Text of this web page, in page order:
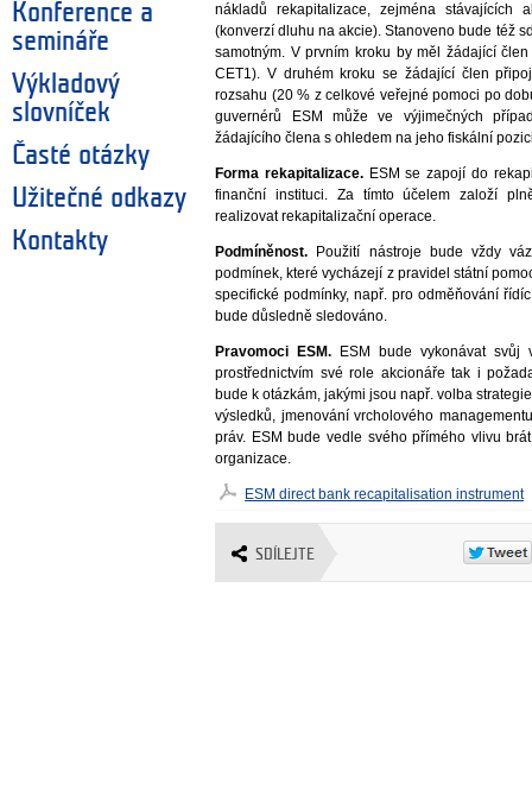
Konference a
semináře
Výkladový
slovníček
Časté otázky
Užitečné odkazy
Kontakty
nákladů rekapitalizace, zejména stávajících
(konverzí dluhu na akcie). Stanoveno bude též
samotným. V prvním kroku by měl žádající
CET1). V druhém kroku se žádající člen
rozsahu (20 % z celkové veřejné pomoci po
guvernérů ESM může ve výjimečných
žádajícího člena s ohledem na jeho fiskální
Forma rekapitalizace. ESM se zapojí do
finanční instituci. Za tímto účelem založí
realizovat rekapitalizační operace.
Podmíněnost.
Použití nástroje bude vždy
podmínek, které vycházejí z pravidel státní
specifické podmínky, např. pro odměňování
bude důsledně sledováno.
Pravomoci ESM.
ESM bude vykonávat
prostřednictvím své role akcionáře tak i
bude k otázkám, jakými jsou např. volba
výsledků, jmenování vrcholového
práv. ESM bude vedle svého přímého vlivu
organizace.
ESM direct bank recapitalisation instrument
SDÍLEJTE